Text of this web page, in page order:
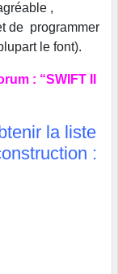
,
de programmer
le font).
: “SWIFT II
la liste
: